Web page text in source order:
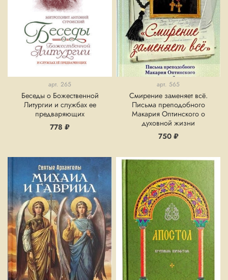
арт. 265
Беседы о Божественной
Литургии и службах ее
предваряющих
778 ₽
арт. 565
Смирение заменяет всё.
Письма преподобного
Макария Оптинского о
духовной жизни
750 ₽